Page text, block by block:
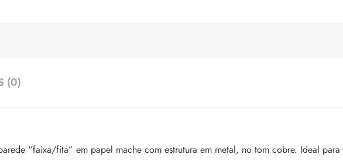
(0)
“faixa/fita” em papel mache com estrutura em metal, no tom cobre. Ideal